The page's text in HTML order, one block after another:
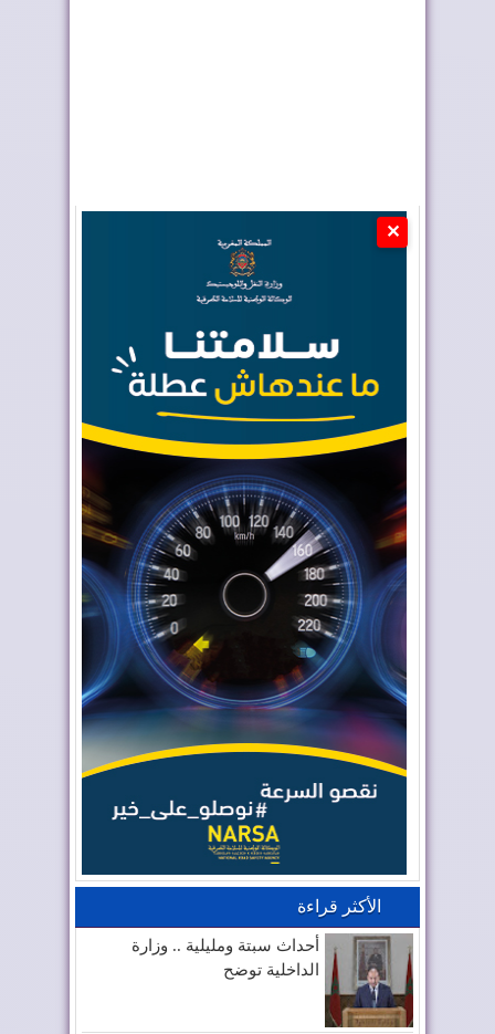
✕
الأكثر قراءة
أحداث سبتة ومليلية .. وزارة
الداخلية توضح